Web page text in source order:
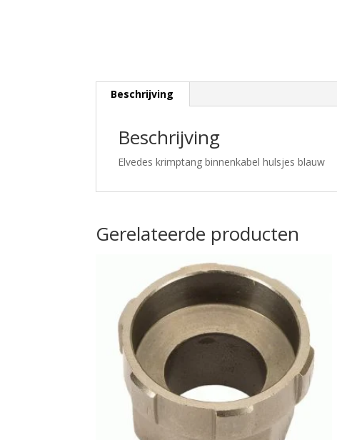
Beschrijving
Beschrijving
Elvedes krimptang binnenkabel hulsjes blauw
Gerelateerde producten